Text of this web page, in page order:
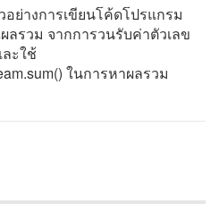
อย่างการเขียนโค้ดโปรแกรม
รวม จากการวนรับค่าตัวเลข
ะใช้
ในการหาผลรวม